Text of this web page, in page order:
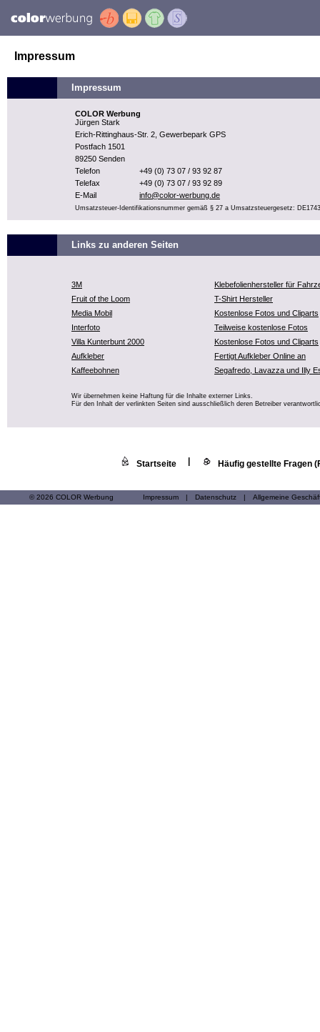
Impressum
Impressum
COLOR Werbung
Jürgen Stark
Erich-Rittinghaus-Str. 2, Gewerbepark GPS
Postfach 1501
89250 Senden
Telefon
+49 (0) 73 07 / 93 92 87
Telefax
+49 (0) 73 07 / 93 92 89
E-Mail
info@color-werbung.de
Umsatzsteuer-Identifikationsnummer gemäß § 27 a Umsatzsteuergesetz:
Links zu anderen Seiten
3M
Klebefolienhersteller für
Fruit of the Loom
T-Shirt Hersteller
Media Mobil
Kostenlose Fotos und Cliparts
Interfoto
Teilweise kostenlose Fotos
Villa Kunterbunt 2000
Kostenlose Fotos und Cliparts
Aufkleber
Fertigt Aufkleber Online an
Kaffeebohnen
Segafredo, Lavazza und Illy
Wir übernehmen keine Haftung für die Inhalte externer Links.
Für den Inhalt der verlinkten Seiten sind ausschließlich deren Betreiber
Startseite Häufig gestellte Fragen
© 2026 COLOR Werbung Impressum | Datenschutz | Allgemeine